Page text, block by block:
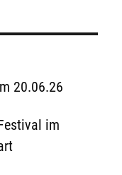
20.06.26
im